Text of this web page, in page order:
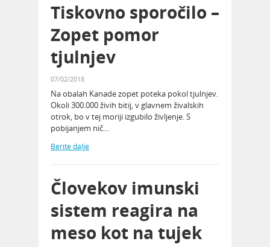
Tiskovno sporočilo –
Zopet pomor
tjulnjev
07/02/2018
Na obalah Kanade zopet poteka pokol tjulnjev.
Okoli 300.000 živih bitij, v glavnem živalskih
otrok, bo v tej moriji izgubilo življenje. S
pobijanjem nič…
Berite dalje
Človekov imunski
sistem reagira na
meso kot na tujek